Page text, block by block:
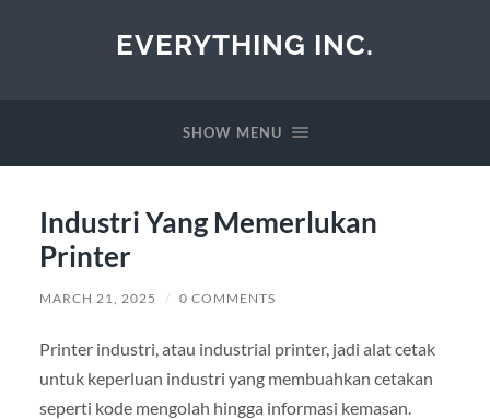
EVERYTHING INC.
SHOW MENU
Industri Yang Memerlukan
Printer
MARCH 21, 2025 / 0 COMMENTS
Printer industri, atau industrial printer, jadi alat cetak
untuk keperluan industri yang membuahkan cetakan
seperti kode mengolah hingga informasi kemasan.